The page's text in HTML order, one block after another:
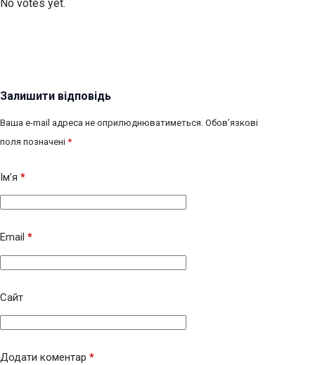
No votes yet.
Залишити відповідь
Ваша e-mail адреса не оприлюднюватиметься. Обов’язкові
поля позначені *
Ім’я *
Email *
Сайт
Додати коментар *